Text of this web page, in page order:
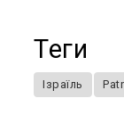
Теги
Ізраїль